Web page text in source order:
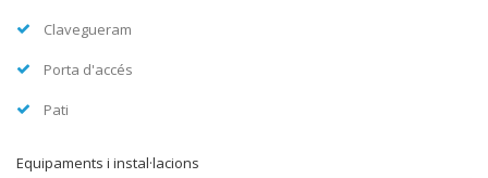
Clavegueram
Porta d'accés
Pati
Equipaments i instal·lacions